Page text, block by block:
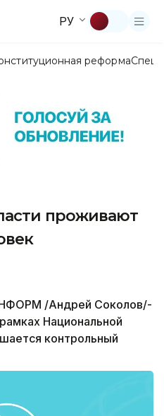
РУ
реформа
проживают
/Андрей Соколов/-
Национальной
контрольный